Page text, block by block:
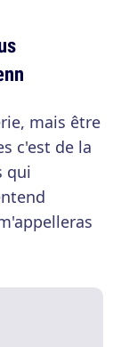
mais être
c'est de la
qui